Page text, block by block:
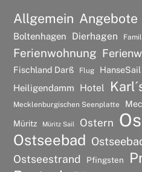
Allgemein Angebote
Boltenhagen Dierhagen
Ferienwohnung
Fischland Darß Flug HanseSail
Heiligendamm Hotel
Mecklenburgischen Seenplatte
Müritz Müritz Sail Ostern
Ostseebad
Ostseestrand Pfingsten